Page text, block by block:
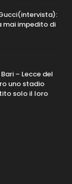
mai impedito di
– Lecce del
uno stadio
solo il loro